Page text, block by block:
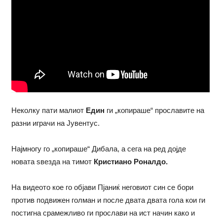
Неколку пати малиот Един ги „копираше“ прославите на
разни играчи на Јувентус.
Најмногу го „копираше“ Дибала, а сега на ред дојде
новата ѕвезда на тимотКристиано Роналдо.
На видеото кое го објави Пјаниќ неговиот син се бори
против подвижен голман и после двата двата гола кои ги
постигна срамежливо ги прослави на ист начин како и